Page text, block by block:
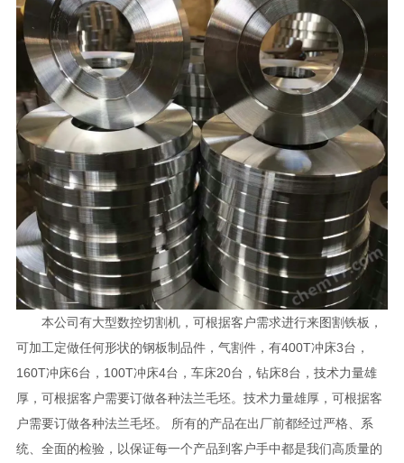
本公司有大型数控切割机，可根据客户需求进行来图割铁板，
可加工定做任何形状的钢板制品件，气割件，有400T冲床3台，
160T冲床6台，100T冲床4台，车床20台，钻床8台，技术力量雄
厚，可根据客户需要订做各种法兰毛坯。技术力量雄厚，可根据客
户需要订做各种法兰毛坯。 所有的产品在出厂前都经过严格、系
统、全面的检验，以保证每一个产品到客户手中都是我们高质量的